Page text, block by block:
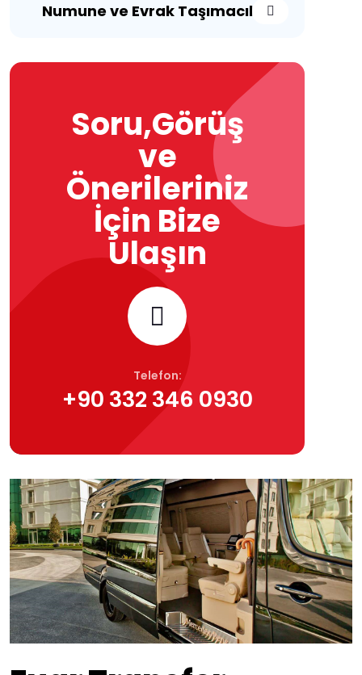
Numune ve Evrak Taşımacılığı
Soru,Görüş
ve
Önerileriniz
İçin Bize
Ulaşın
Telefon:
+90 332 346 0930